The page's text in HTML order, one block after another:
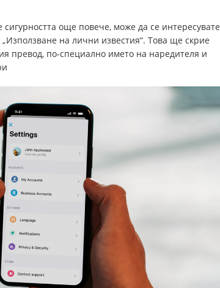
сигурността още повече, може да се интересувате
на лични известия“. Това ще скрие
превод, по-специално името на наредителя и